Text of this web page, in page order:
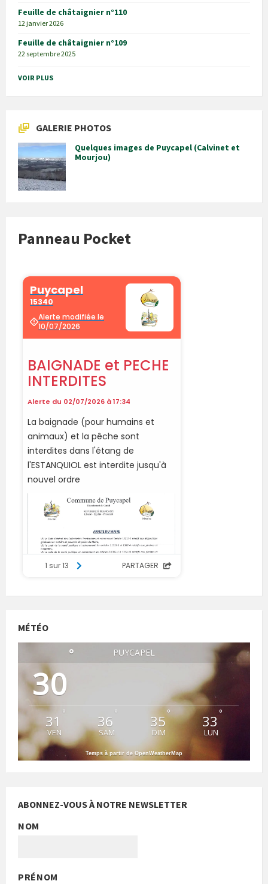
Feuille de châtaignier n°110
12 janvier 2026
Feuille de châtaignier n°109
22 septembre 2025
VOIR PLUS
GALERIE PHOTOS
Quelques images de Puycapel (Calvinet et
Mourjou)
Panneau Pocket
MÉTÉO
PUYCAPEL
30
°
31 °
VEN
36 °
SAM
35°
DIM
33 °
LUN
Temps à partir de OpenWeatherMap
ABONNEZ-VOUS À NOTRE NEWSLETTER
NOM
PRÉNOM